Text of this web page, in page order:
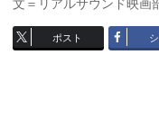
ポスト